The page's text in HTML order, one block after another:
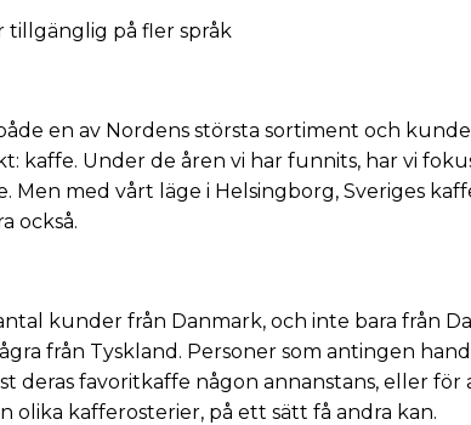
en av Nordens största sortiment och
kaffe. Under de åren vi har funnits, har vi
Men med vårt läge i Helsingborg, Sveriges
också.
kunder från Danmark, och inte bara från
från Tyskland. Personer som antingen
deras favoritkaffe någon annanstans, eller för
olika kafferosterier, på ett sätt få andra kan.